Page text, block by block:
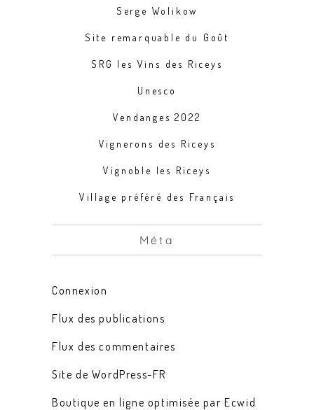
Serge Wolikow
Site remarquable du Goût
SRG les Vins des Riceys
Unesco
Vendanges 2022
Vignerons des Riceys
Vignoble les Riceys
Village préféré des Français
Méta
Connexion
Flux des publications
Flux des commentaires
Site de WordPress-FR
Boutique en ligne optimisée par Ecwid